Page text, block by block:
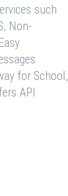
such
Non-
for School,
API